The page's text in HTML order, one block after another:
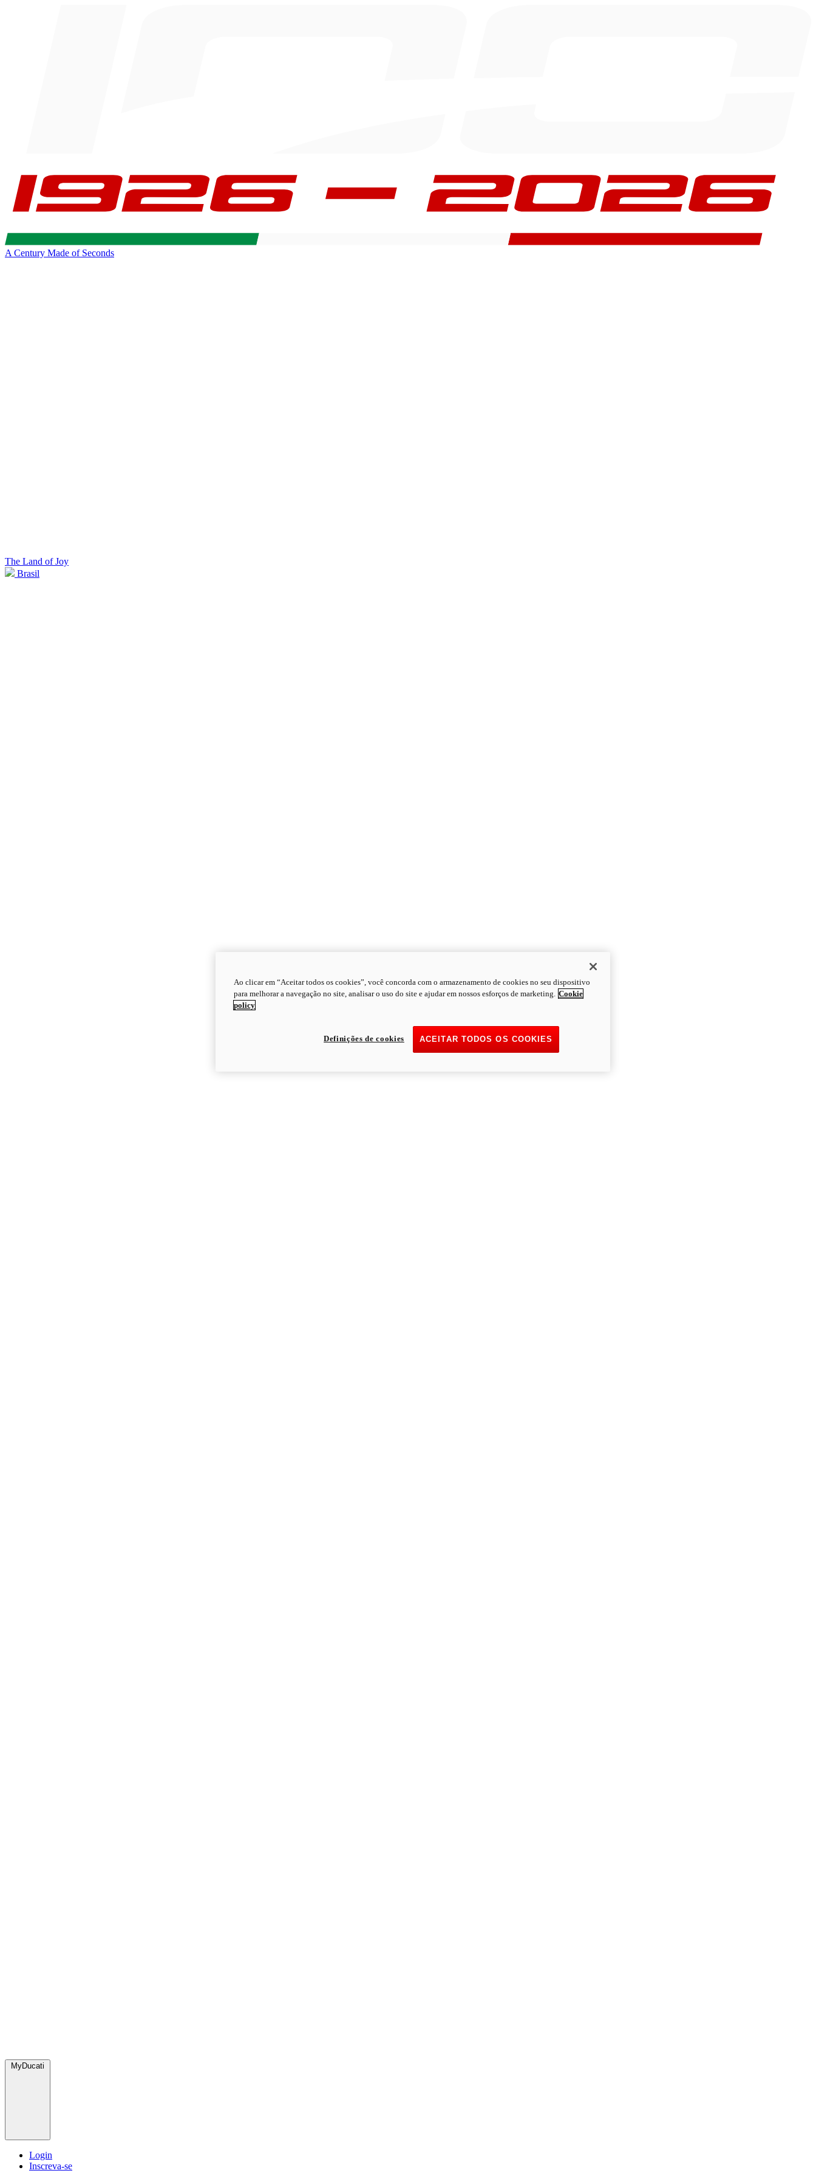
A Century Made of Seconds
The Land of Joy
Brasil
MyDucati
Login
Inscreva-se
Ao clicar em “Aceitar todos os cookies”, você concorda com o armazenamento de cookies no seu dispositivo
para melhorar a navegação no site, analisar o uso do site e ajudar em nossos esforços de marketing. Cookie
policy
ACEITAR TODOS OS COOKIES
Definições de cookies